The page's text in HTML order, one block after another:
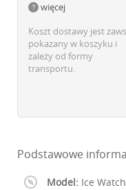
więcej
Koszt dostawy jest
pokazany w koszyku i
zależy od formy
transportu.
Podstawowe
Model: Ice